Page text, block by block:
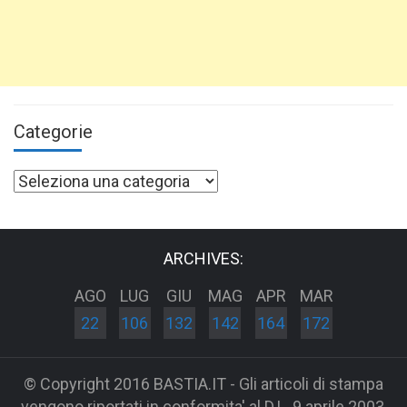
Categorie
Categorie
ARCHIVES:
AGO
22
LUG
106
GIU
132
MAG
142
APR
164
MAR
172
© Copyright 2016 BASTIA.IT - Gli articoli di stampa